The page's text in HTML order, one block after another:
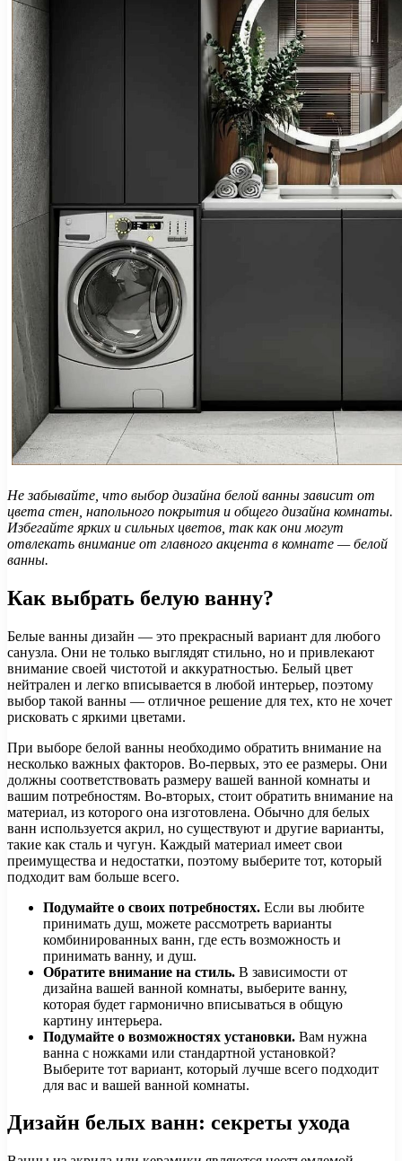
Не забывайте, что выбор дизайна белой ванны зависит от
цвета стен, напольного покрытия и общего дизайна комнаты.
Избегайте ярких и сильных цветов, так как они могут
отвлекать внимание от главного акцента в комнате — белой
ванны.
Как выбрать белую ванну?
Белые ванны дизайн — это прекрасный вариант для любого
санузла. Они не только выглядят стильно, но и привлекают
внимание своей чистотой и аккуратностью. Белый цвет
нейтрален и легко вписывается в любой интерьер, поэтому
выбор такой ванны — отличное решение для тех, кто не хочет
рисковать с яркими цветами.
При выборе белой ванны необходимо обратить внимание на
несколько важных факторов. Во-первых, это ее размеры. Они
должны соответствовать размеру вашей ванной комнаты и
вашим потребностям. Во-вторых, стоит обратить внимание на
материал, из которого она изготовлена. Обычно для белых
ванн используется акрил, но существуют и другие варианты,
такие как сталь и чугун. Каждый материал имеет свои
преимущества и недостатки, поэтому выберите тот, который
подходит вам больше всего.
Подумайте о своих потребностях. Если вы любите
принимать душ, можете рассмотреть варианты
комбинированных ванн, где есть возможность и
принимать ванну, и душ.
Обратите внимание на стиль. В зависимости от
дизайна вашей ванной комнаты, выберите ванну,
которая будет гармонично вписываться в общую
картину интерьера.
Подумайте о возможностях установки. Вам нужна
ванна с ножками или стандартной установкой?
Выберите тот вариант, который лучше всего подходит
для вас и вашей ванной комнаты.
Дизайн белых ванн: секреты ухода